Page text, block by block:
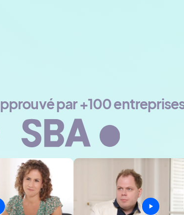
par +100